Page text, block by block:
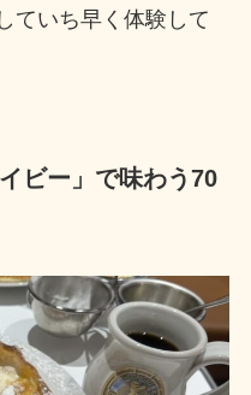
ていち早く体験して
ビー」で味わう70